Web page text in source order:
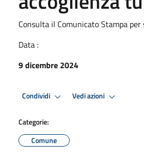
Consulta il Comunicato Stampa per
Data :
9 dicembre 2024
Condividi Vedi azioni
Categorie:
Comune